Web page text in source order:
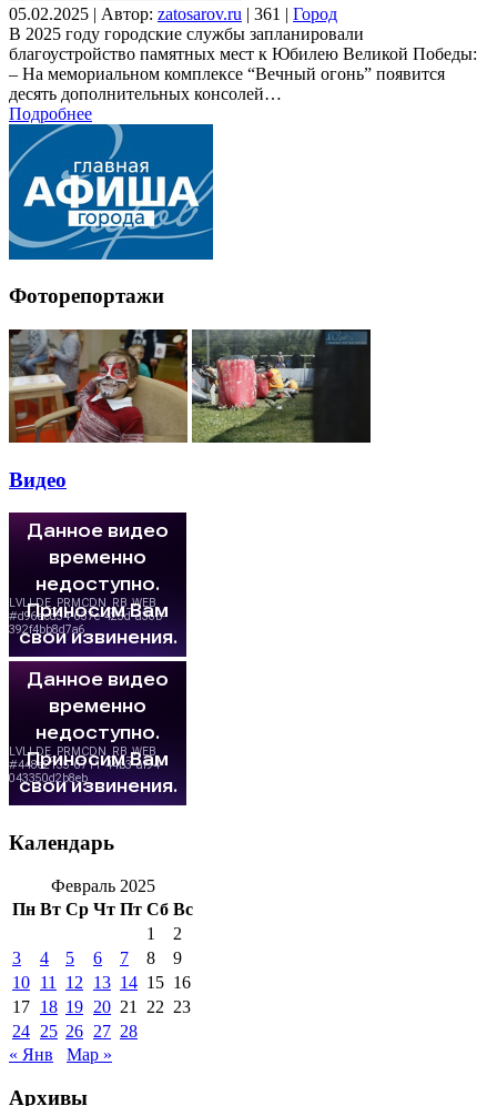
05.02.2025 | Автор: zatosarov.ru | 361 | Город
В 2025 году городские службы запланировали
благоустройство памятных мест к Юбилею Великой Победы:
– На мемориальном комплексе “Вечный огонь” появится
десять дополнительных консолей…
Подробнее
Фоторепортажи
Видео
Календарь
Февраль 2025
Пн Вт Ср Чт Пт Сб Вс
1
2
3
4 5 6 7 8
9
10 11 12 13 14 15 16
17 18 19 20 21 22 23
24 25 26 27 28
« Янв
Мар »
Архивы